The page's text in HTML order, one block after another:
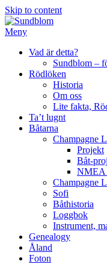
Skip to content
Meny
Vad är detta?
Sundblom –
Rödlöken
Historia
Om oss
Lite fakta,
Ta’t lugnt
Båtarna
Champagne
Projekt
Båt-
NMEA
Champagne
Sofi
Båthistoria
Loggbok
Instrument,
Genealogy
Åland
Foton